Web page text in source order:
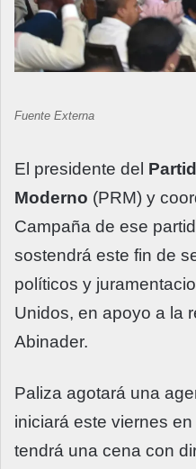
Fuente Externa
El presidente del
Moderno (PRM) y
Campaña de ese
sostendrá este fin de
políticos y
Unidos, en apoyo a la
Abinader.
Paliza agotará una
iniciará este viernes
tendrá una cena con